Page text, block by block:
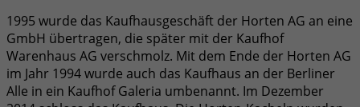
1995 wurde das Kaufhausgeschäft der Horten AG an eine
GmbH übertragen, die später mit der Kaufhof
Warenhaus AG verschmolz. Mit dem Ende der Horten AG
im Jahr 1994 wurde auch das Kaufhaus an der Berliner
Alle in ein Kaufhof Galeria umbenannt. Im Dezember